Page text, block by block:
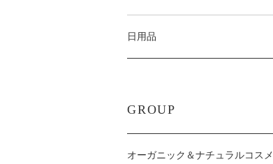
日用品
GROUP
オーガニック＆ナチュラルコスメ